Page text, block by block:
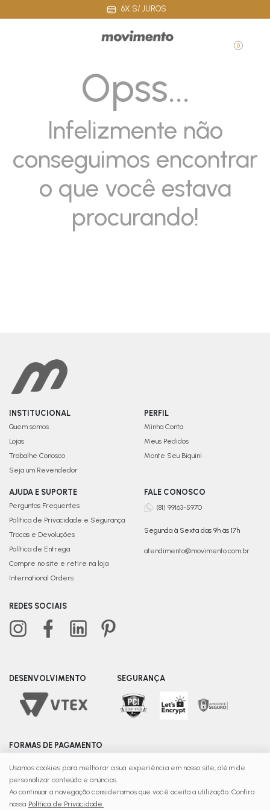
6X S/ JUROS
0
Opss...
Infelizmente não
conseguimos encontrar
o que você estava
procurando!
INSTITUCIONAL
Quem somos
Lojas
Trabalhe Conosco
Seja um Revendedor
PERFIL
Minha Conta
Meus Pedidos
Monte Seu Biquini
AJUDA E SUPORTE
Perguntas Frequentes
Política de Privacidade e Segurança
Trocas e Devoluções
Política de Entrega
Compre no site e retire na loja
International Orders
FALE CONOSCO
(81) 99163-5970
Segunda à Sexta das 9h às 17h
atendimento@movimento.com.br
REDES SOCIAIS
DESENVOLVIMENTO SEGURANÇA
FORMAS DE PAGAMENTO
© Copyright 2025 | Movimento - Razão Social C Fonte
Ltda - CNPJ: 08.139.156/0015-65 Recife – PE - CEP 51220-
Usamos cookies para melhorar a sua experiência em nosso site, além de
personalizar conteúdo e anúncios.
Ao continuar a navegação consideramos que você aceita a utilização. Confira
nossa Política de Privacidade.